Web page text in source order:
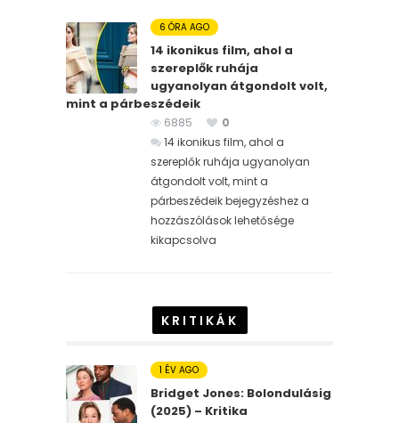
6 ÓRA AGO
14 ikonikus film, ahol a
szereplők ruhája
ugyanolyan átgondolt volt,
mint a párbeszédeik
6885
0
14 ikonikus film, ahol a
szereplők ruhája ugyanolyan
átgondolt volt, mint a
párbeszédeik bejegyzéshez a
hozzászólások lehetősége
kikapcsolva
KRITIKÁK
1 ÉV AGO
Bridget Jones: Bolondulásig
(2025) – Kritika